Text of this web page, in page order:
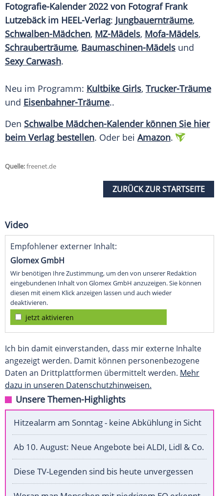
Fotografie-Kalender 2022 von Fotograf Frank
Lutzebäck im HEEL-Verlag: Jungbauernträume,
Schwalben-Mädchen, MZ-Mädels, Mofa-Mädels,
Schrauberträume, Baumaschinen-Mädels und
Sexy Carwash.
Neu im Programm: Kultbike Girls, Trucker-Träume
und Eisenbahner-Träume..
Den Schwalbe Mädchen-Kalender können Sie hier
beim Verlag bestellen. Oder bei Amazon.
Quelle:freenet.de
ZURÜCK ZUR STARTSEITE
Video
Empfohlener externer Inhalt:
Glomex GmbH
Wir benötigen Ihre Zustimmung, um den von unserer Redaktion
eingebundenen Inhalt von Glomex GmbH anzuzeigen. Sie können
diesen mit einem Klick anzeigen lassen und auch wieder
deaktivieren.
jetzt aktivieren
Ich bin damit einverstanden, dass mir externe Inhalte
angezeigt werden. Damit können personenbezogene
Daten an Drittplattformen übermittelt werden. Mehr
dazu in unseren Datenschutzhinweisen.
Unsere Themen-Highlights
Hitzealarm am Sonntag - keine Abkühlung in Sicht
Ab 10. August: Neue Angebote bei ALDI, Lidl & Co.
Diese TV-Legenden sind bis heute unvergessen